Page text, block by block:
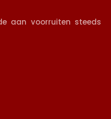
aan voorruiten steeds